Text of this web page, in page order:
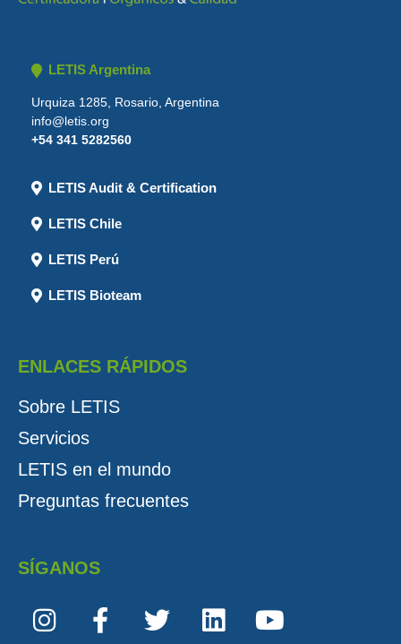
LETIS Argentina
Urquiza 1285, Rosario, Argentina
info@letis.org
+54 341 5282560
LETIS Audit & Certification
LETIS Chile
LETIS Perú
LETIS Bioteam
ENLACES RÁPIDOS
Sobre LETIS
Servicios
LETIS en el mundo
Preguntas frecuentes
SÍGANOS